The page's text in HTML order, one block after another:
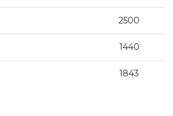
2500
1440
1843